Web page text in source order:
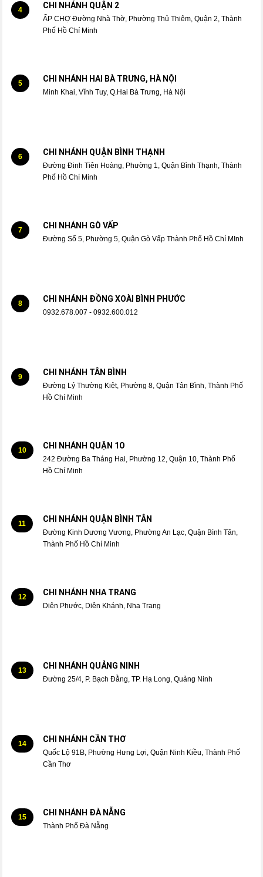
4 CHI NHÁNH QUẬN 2
ẤP CHỢ Đường Nhà Thờ, Phường Thủ Thiêm, Quận 2, Thành
Phố Hồ Chí Minh
5 CHI NHÁNH HAI BÀ TRƯNG, HÀ NỘI
Minh Khai, Vĩnh Tuy, Q.Hai Bà Trưng, Hà Nội
6 CHI NHÁNH QUẬN BÌNH THẠNH
Đường Đinh Tiên Hoàng, Phường 1, Quận Bình Thạnh, Thành
Phố Hồ Chí Minh
7 CHI NHÁNH GÒ VẤP
Đường Số 5, Phường 5, Quận Gò Vấp Thành Phố Hồ Chí MInh
8 CHI NHÁNH ĐỒNG XOÀI BÌNH PHƯỚC
0932.678.007 - 0932.600.012
9 CHI NHÁNH TÂN BÌNH
Đường Lý Thường Kiệt, Phường 8, Quận Tân Bình, Thành Phố
Hồ Chí Minh
10 CHI NHÁNH QUẬN 1O
242 Đường Ba Tháng Hai, Phường 12, Quận 10, Thành Phố
Hồ Chí Minh
11 CHI NHÁNH QUẬN BÌNH TÂN
Đường Kinh Dương Vương, Phường An Lạc, Quận Bình Tân,
Thành Phố Hồ Chí Minh
12 CHI NHÁNH NHA TRANG
Diên Phước, Diên Khánh, Nha Trang
13 CHI NHÁNH QUẢNG NINH
Đường 25/4, P. Bạch Đằng, TP. Hạ Long, Quảng Ninh
14 CHI NHÁNH CẦN THƠ
Quốc Lộ 91B, Phường Hưng Lợi, Quận Ninh Kiều, Thành Phố
Cần Thơ
15 CHI NHÁNH ĐÀ NẴNG
Thành Phố Đà Nẵng